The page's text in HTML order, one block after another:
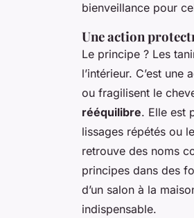
bienveillance pour
Une action
Le principe ? Les
l’intérieur. C’est
ou fragilisent le
rééquilibre. Elle est
lissages répétés ou
retrouve des noms
principes dans des
d’un salon à la
indispensable.